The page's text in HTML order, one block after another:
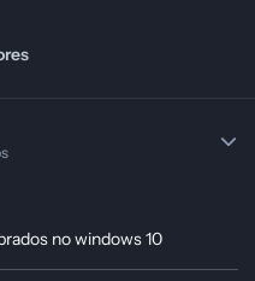
no windows 10